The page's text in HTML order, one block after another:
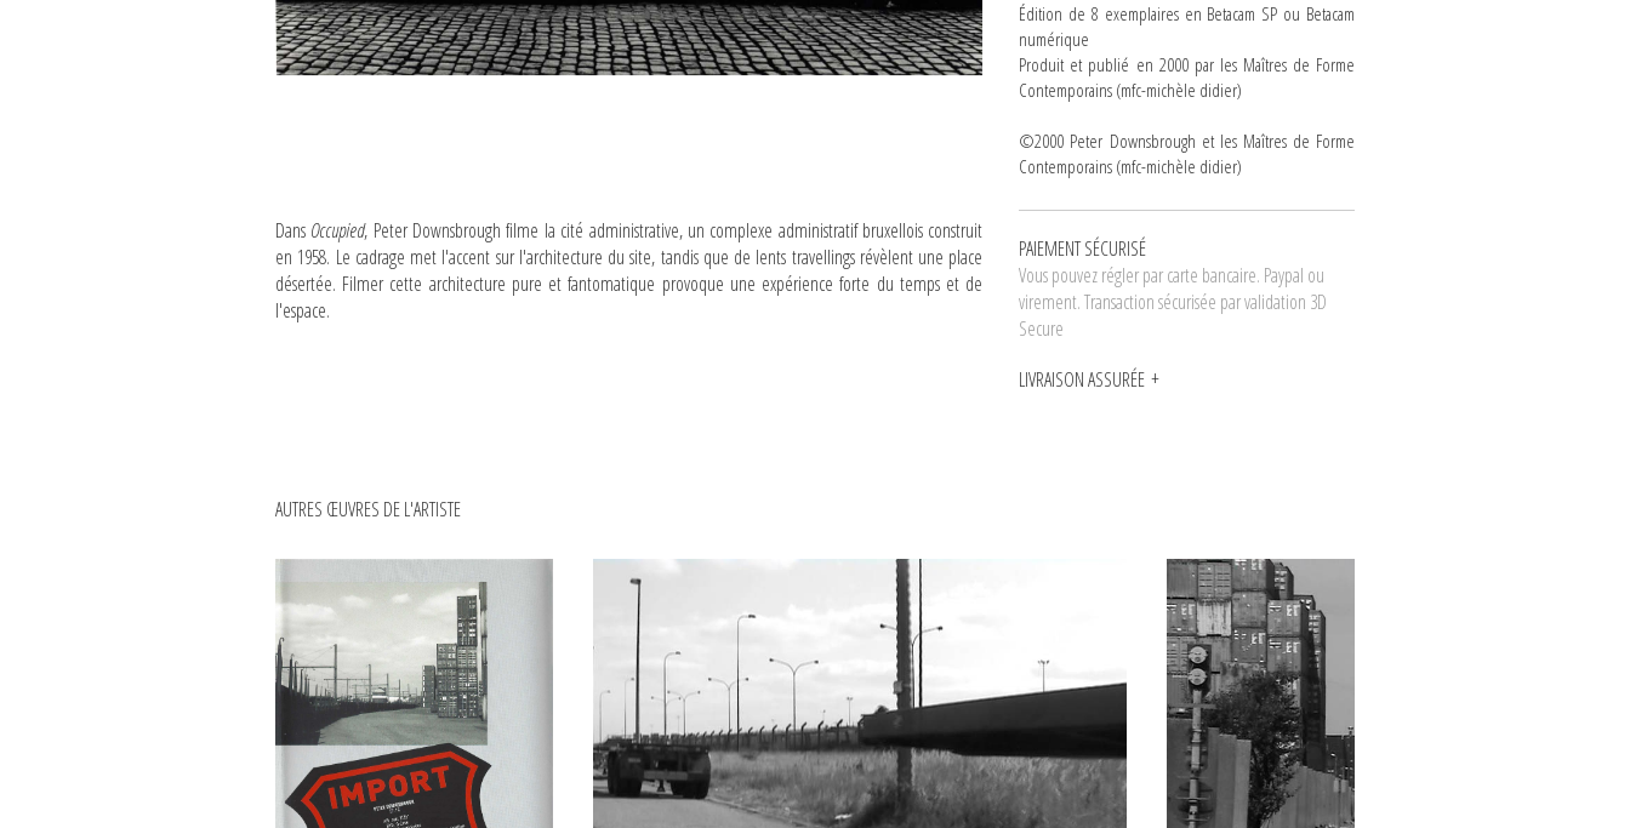
Dans Occupied, Peter Downsbrough filme la cité administrative, un complexe administratif bruxellois construit
en 1958. Le cadrage met l'accent sur l'architecture du site, tandis que de lents travellings révèlent une place
désertée. Filmer cette architecture pure et fantomatique provoque une expérience forte du temps et de
l'espace.
Édition de 8 exemplaires en Betacam SP ou Betacam
numérique
Produit et publié en 2000 par les Maîtres de Forme
Contemporains (mfc-michèle didier)
©2000 Peter Downsbrough et les Maîtres de Forme
Contemporains (mfc-michèle didier)
PAIEMENT SÉCURISÉ
Vous pouvez régler par carte bancaire. Paypal ou
virement. Transaction sécurisée par validation 3D
Secure
LIVRAISON ASSURÉE
AUTRES ŒUVRES DE L'ARTISTE